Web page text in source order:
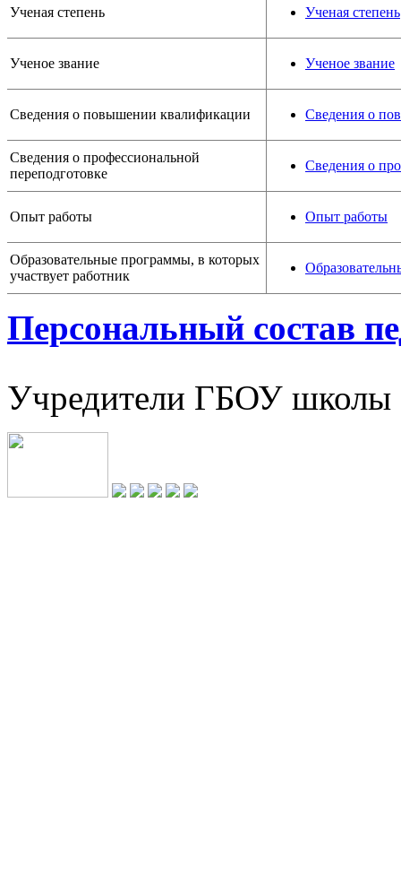
Ученая степень Ученая степень
Ученое звание Ученое звание
Сведения о повышении квалификации Сведения о
Сведения о профессиональной
переподготовке
Сведения о
Опыт работы Опыт работы
Образовательные программы, в которых
участвует работник
Персональный состав
Учредители ГБОУ